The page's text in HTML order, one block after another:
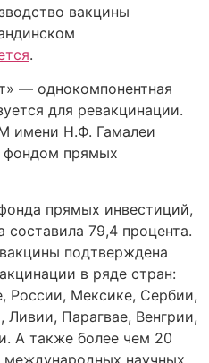
вакцины
.
— однокомпонентная
для ревакцинации.
имени Н.Ф. Гамалеи
фондом прямых
прямых инвестиций,
составила 79,4 процента.
подтверждена
в ряде стран:
России, Мексике, Сербии,
Парагвае, Венгрии,
А также более чем 20
научных